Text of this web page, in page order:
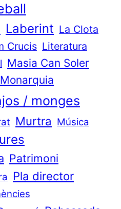
Laberint La Clota
Crucis Literatura
Masia Can Soler
Monarquia
/ monges
Murtra Música
Patrimoni
Pla director